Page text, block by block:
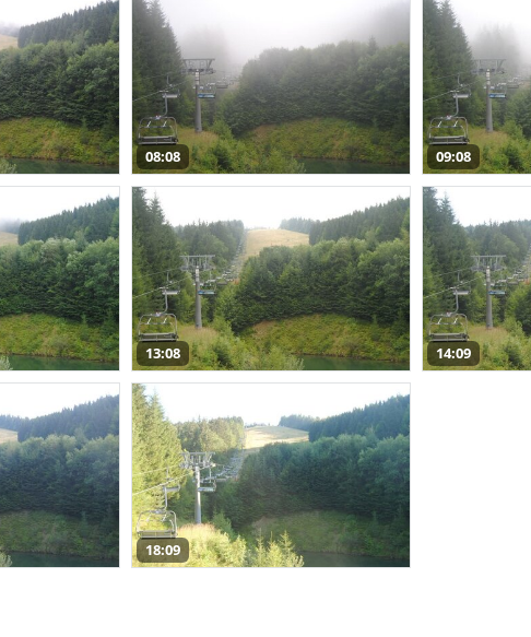
08:08 09:08
13:08 14:09
18:09